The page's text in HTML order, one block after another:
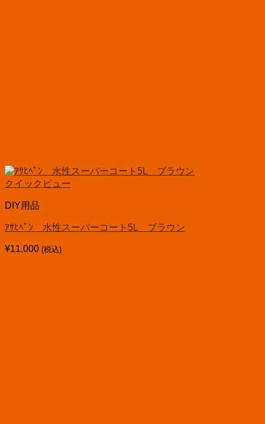
クイックビュー
DIY用品
ｱｻﾋﾍﾟﾝ 水性スーパーコート5L ブラウン
¥11,000 (税込)